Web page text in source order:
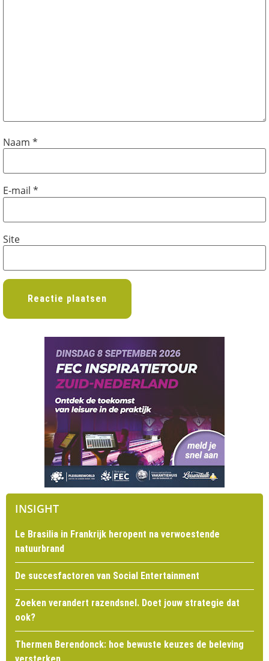
Naam *
E-mail *
Site
INSIGHT
Le Brasilia in Frankrijk heropent na verwoestende
natuurbrand
De succesfactoren van Social Entertainment
Zoeken verandert razendsnel. Doet jouw strategie dat
ook?
Thermen Berendonck: hoe bewuste keuzes de beleving
versterken